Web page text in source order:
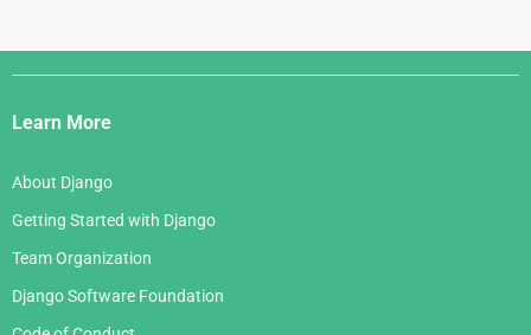
Django
Links
Learn More
About Django
Getting Started with Django
Team Organization
Django Software Foundation